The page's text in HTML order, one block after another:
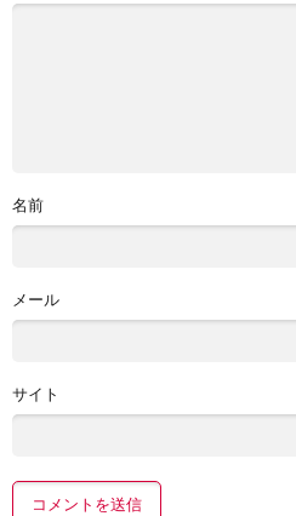
名前
メール
サイト